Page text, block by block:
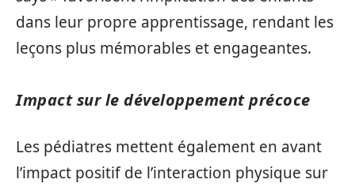
dans leur propre apprentissage, rendant les
leçons plus mémorables et engageantes.
Impact sur le développement précoce
Les pédiatres mettent également en avant
l’impact positif de l’interaction physique sur